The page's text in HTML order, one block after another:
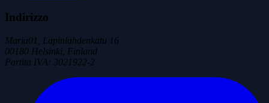
Indirizzo
Maria01, Lapinlahdenkatu 16
00180 Helsinki, Finland
Partita IVA: 3021922-2